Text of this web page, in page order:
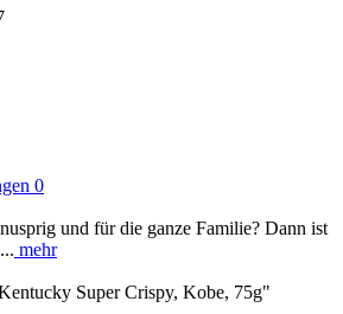
0
und für die ganze Familie? Dann ist
mehr
Super Crispy, Kobe, 75g"